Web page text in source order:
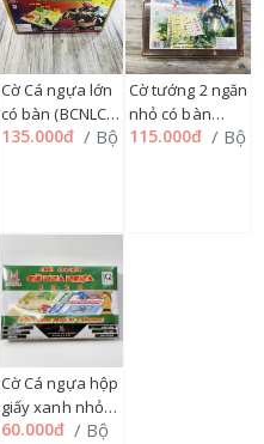
Cờ Cá ngựa lớn
có bàn (BCNLCC)
HT
135.000đ / Bộ
Cờ tướng 2 ngăn
nhỏ có bàn
(BT2NNCC) HT
115.000đ / Bộ
Cờ Cá ngựa hộp
giấy xanh nhỏ
(KCNHX) HT
60.000đ / Bộ